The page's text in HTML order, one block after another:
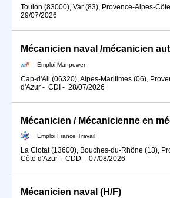
Toulon (83000), Var (83), Provence-Alpes-
29/07/2026
Emploi Manpower
Cap-d'Ail (06320), Alpes-Maritimes (06),
d'Azur - CDI - 28/07/2026
Emploi France Travail
La Ciotat (13600), Bouches-du-Rhône (13),
Côte d'Azur - CDD - 07/08/2026
Mécanicien naval (H/F)